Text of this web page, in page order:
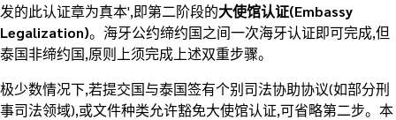
发的此认证章为真本',即第二阶段的大使馆认证(Embassy
Legalization)。海牙公约缔约国之间一次海牙认证即可完成,但
泰国非缔约国,原则上须完成上述双重步骤。
极少数情况下,若提交国与泰国签有个别司法协助协议(如部分刑
事司法领域),或文件种类允许豁免大使馆认证,可省略第二步。本